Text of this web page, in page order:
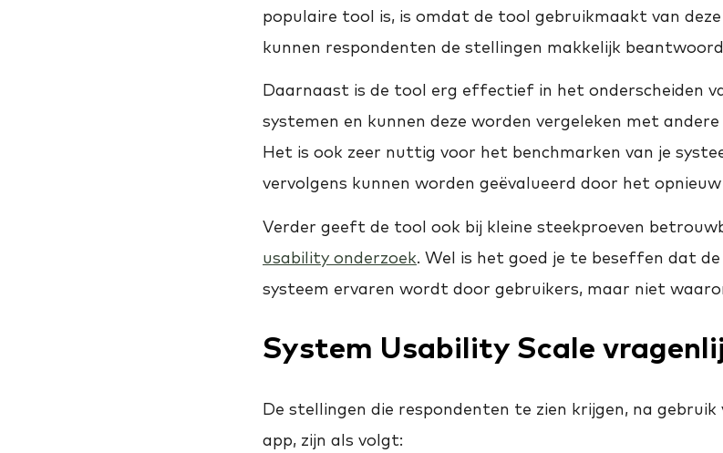
populaire tool is, is omdat de tool gebruikmaakt van
kunnen respondenten de stellingen makkelijk
Daarnaast is de tool erg effectief in het onderscheiden
systemen en kunnen deze worden vergeleken met
Het is ook zeer nuttig voor het benchmarken van je
vervolgens kunnen worden geëvalueerd door het
Verder geeft de tool ook bij kleine steekproeven
usability onderzoek. Wel is het goed je te beseffen dat
systeem ervaren wordt door gebruikers, maar niet
System Usability Scale
De stellingen die respondenten te zien krijgen, na
app, zijn als volgt: